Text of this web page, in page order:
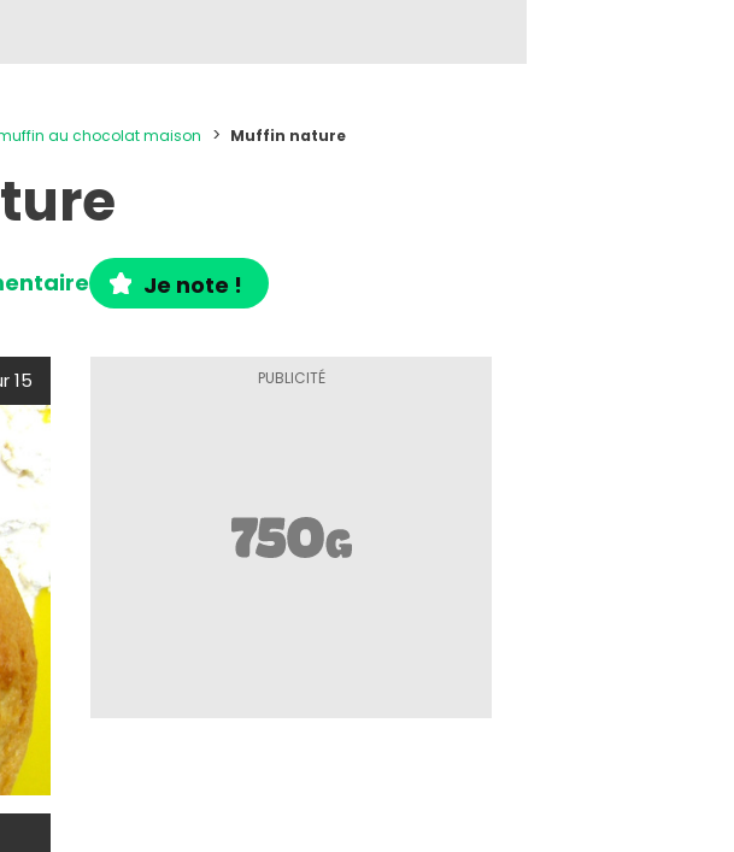
au chocolat maison Muffin nature
Je note !
15